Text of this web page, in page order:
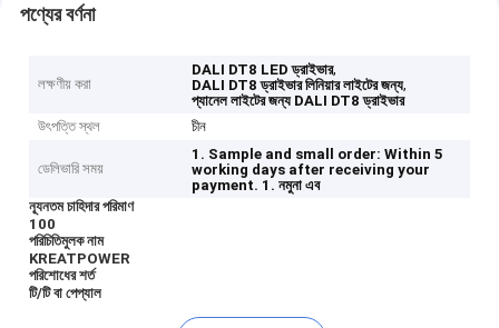
পণ্যের বর্ণনা
লক্ষণীয় করা
DALI DT8 LED ড্রাইভার,
DALI DT8 ড্রাইভার লিনিয়ার লাইটের জন্য,
প্যানেল লাইটের জন্য DALI DT8 ড্রাইভার
উৎপত্তি স্থল
চীন
ডেলিভারি সময়
1. Sample and small order: Within 5
working days after receiving your
payment. 1. নমুনা এব
ন্যূনতম চাহিদার পরিমাণ
100
পরিচিতিমুলক নাম
KREATPOWER
পরিশোধের শর্ত
টি/টি বা পেপ্যাল